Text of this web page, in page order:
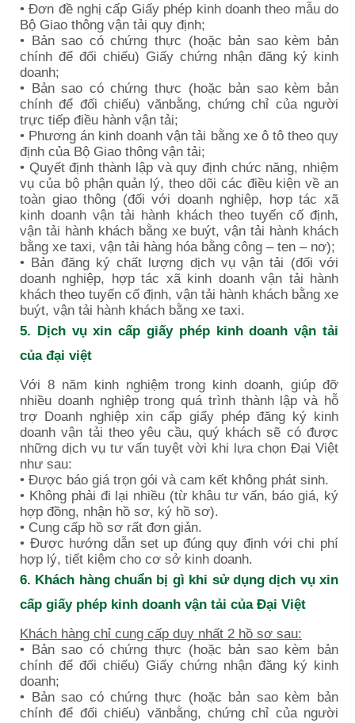
• Đơn đề nghị cấp Giấy phép kinh doanh theo mẫu do
Bộ Giao thông vận tải quy định;
• Bản sao có chứng thực (hoặc bản sao kèm bản
chính để đối chiếu) Giấy chứng nhận đăng ký kinh
doanh;
• Bản sao có chứng thực (hoặc bản sao kèm bản
chính để đối chiếu) vănbằng, chứng chỉ của người
trực tiếp điều hành vận tải;
• Phương án kinh doanh vận tải bằng xe ô tô theo quy
định của Bộ Giao thông vận tải;
• Quyết định thành lập và quy định chức năng, nhiệm
vụ của bộ phận quản lý, theo dõi các điều kiện về an
toàn giao thông (đối với doanh nghiệp, hợp tác xã
kinh doanh vận tải hành khách theo tuyến cố định,
vận tải hành khách bằng xe buýt, vận tải hành khách
bằng xe taxi, vận tải hàng hóa bằng công – ten – nơ);
• Bản đăng ký chất lượng dịch vụ vận tải (đối với
doanh nghiệp, hợp tác xã kinh doanh vận tải hành
khách theo tuyến cố định, vận tải hành khách bằng xe
buýt, vận tải hành khách bằng xe taxi.
5. Dịch vụ xin cấp giấy phép kinh doanh vận tải
của đại việt
Với 8 năm kinh nghiệm trong kinh doanh, giúp đỡ
nhiều doanh nghiệp trong quá trình thành lập và hỗ
trợ Doanh nghiệp xin cấp giấy phép đăng ký kinh
doanh vận tải theo yêu cầu, quý khách sẽ có được
những dịch vụ tư vấn tuyệt vời khi lựa chọn Đại Việt
như sau:
• Được báo giá trọn gói và cam kết không phát sinh.
• Không phải đi lại nhiều (từ khâu tư vấn, báo giá, ký
hợp đồng, nhận hồ sơ, ký hồ sơ).
• Cung cấp hồ sơ rất đơn giản.
• Được hướng dẫn set up đúng quy định với chi phí
hợp lý, tiết kiệm cho cơ sở kinh doanh.
6. Khách hàng chuẩn bị gì khi sử dụng dịch vụ xin
cấp giấy phép kinh doanh vận tải của Đại Việt
Khách hàng chỉ cung cấp duy nhất 2 hồ sơ sau:
• Bản sao có chứng thực (hoặc bản sao kèm bản
chính để đối chiếu) Giấy chứng nhận đăng ký kinh
doanh;
• Bản sao có chứng thực (hoặc bản sao kèm bản
chính để đối chiếu) vănbằng, chứng chỉ của người